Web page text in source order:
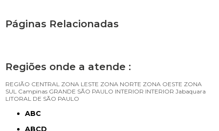
Páginas Relacionadas
Regiões onde a atende :
REGIÃO CENTRAL ZONA LESTE ZONA NORTE ZONA OESTE ZONA
SUL Campinas GRANDE SÃO PAULO INTERIOR INTERIOR Jabaquara
LITORAL DE SÃO PAULO
ABC
ABCD